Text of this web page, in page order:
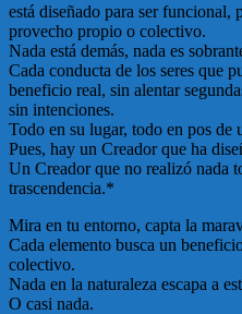
está diseñado para ser funcional,
provecho propio o colectivo.
Nada está demás, nada es
Cada conducta de los seres que
beneficio real, sin alentar
sin intenciones.
Todo en su lugar, todo en pos de
Pues, hay un Creador que ha
Un Creador que no realizó nada
trascendencia.*
Mira en tu entorno, capta la
Cada elemento busca un
colectivo.
Nada en la naturaleza escapa a
O casi nada.